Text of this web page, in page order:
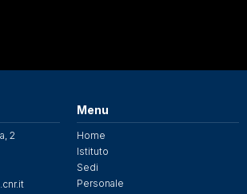
2
Menu
Home
Istituto
Sedi
Personale